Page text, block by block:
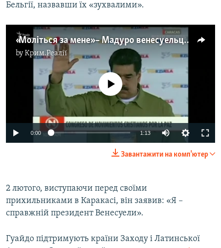
Бельгії, назвавши їх «зухвалими».
«Моліться за мене» – Мадуро венесуельцям
byКрим.Реалії
No media source currently available
0:00 1:13
Завантажити на комп'ютер
2 лютого, виступаючи перед своїми
прихильниками в Каракасі, він заявив: «Я –
справжній президент Венесуели».
Гуайдо підтримують країни Заходу і Латинської